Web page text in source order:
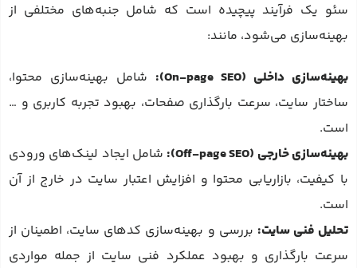
سئو یک فرآیند پیچیده است که شامل جنبه‌های مختلفی از
بهینه‌سازی می‌شود، مانند:
بهینه‌سازی داخلی (On-page SEO):
شامل بهینه‌سازی محتوا،
ساختار سایت، سرعت بارگذاری صفحات، بهبود تجربه کاربری و …
است.
بهینه‌سازی خارجی (Off-page SEO):
شامل ایجاد لینک‌های ورودی
با کیفیت، بازاریابی محتوا و افزایش اعتبار سایت در خارج از آن
است.
تحلیل فنی سایت: بررسی و بهینه‌سازی کدهای سایت، اطمینان از
سرعت بارگذاری و بهبود عملکرد فنی سایت از جمله مواردی